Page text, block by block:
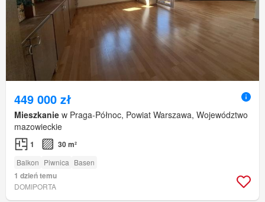
449 000 zł
Mieszkanie w Praga-Północ, Powiat Warszawa, Województwo
mazowieckie
1 30 m²
Balkon Piwnica Basen
1 dzień temu
DOMIPORTA